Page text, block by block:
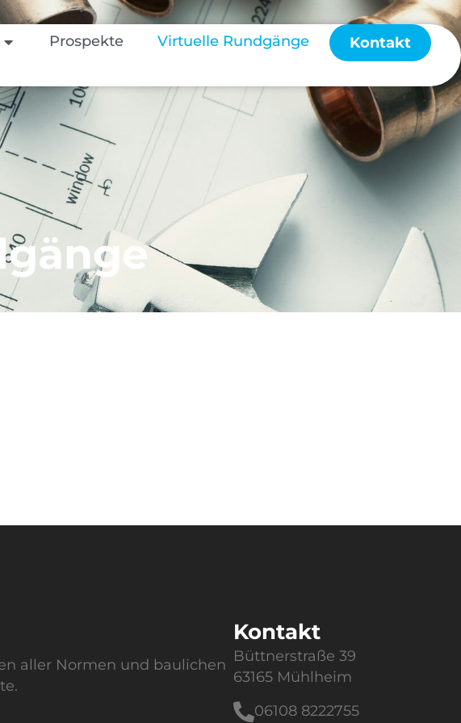
Prospekte Virtuelle Rundgänge Kontakt
aller Normen und baulichen
Kontakt
Büttnerstraße 39
63165 Mühlheim
06108 8222755